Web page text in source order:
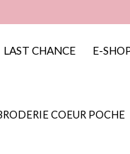
LAST CHANCE E-
COEUR POCHE